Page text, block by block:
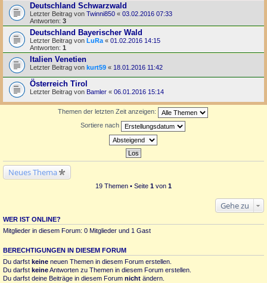
Deutschland Schwarzwald
Letzter Beitrag von Twinni850 « 03.02.2016 07:33
Antworten: 3
Deutschland Bayerischer Wald
Letzter Beitrag von LuRa « 01.02.2016 14:15
Antworten: 1
Italien Venetien
Letzter Beitrag von kurt59 « 18.01.2016 11:42
Österreich Tirol
Letzter Beitrag von Bamler « 06.01.2016 15:14
Themen der letzten Zeit anzeigen:
Sortiere nach
Neues Thema
19 Themen • Seite 1 von 1
Gehe zu
WER IST ONLINE?
Mitglieder in diesem Forum: 0 Mitglieder und 1 Gast
BERECHTIGUNGEN IN DIESEM FORUM
Du darfst keine neuen Themen in diesem Forum erstellen.
Du darfst keineAntworten zu Themen in diesem Forum erstellen.
Du darfst deine Beiträge in diesem Forum nicht ändern.